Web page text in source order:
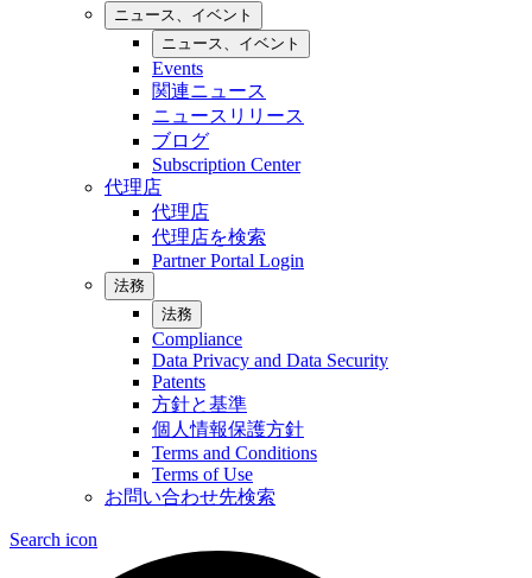
ニュース、イベント
ニュース、イベント
Events
関連ニュース
ニュースリリース
ブログ
Subscription Center
代理店
代理店
代理店を検索
Partner Portal Login
法務
法務
Compliance
Data Privacy and Data Security
Patents
方針と基準
個人情報保護方針
Terms and Conditions
Terms of Use
お問い合わせ先検索
Search icon